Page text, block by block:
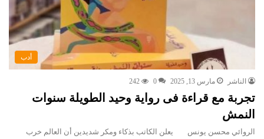
أدب
الناشر مارس 13, 2025 0
242
تجربة مع قراءة فى رواية وحيد الطويلة سنوات
النمش
الروائي محسن يونس ‏ يعلن الكاتب بذكاء ومكر شديدين أن العالم خرب